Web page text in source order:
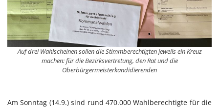
Auf drei Wahlscheinen sollen die Stimmberechtigten jeweils ein Kreuz
machen: für die Bezirksvertretung, den Rat und die
Oberbürgermeisterkandidierenden
Am Sonntag (14.9.) sind rund 470.000 Wahlberechtigte für die